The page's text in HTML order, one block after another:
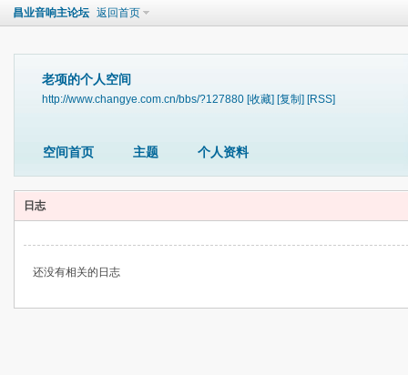
昌业音响主论坛 返回首页
老项的个人空间
http://www.changye.com.cn/bbs/?127880 [收藏] [复制] [RSS]
空间首页 主题 个人资料
日志
还没有相关的日志